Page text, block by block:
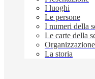
I luoghi
Le persone
I numeri della
Le carte della
Organizzazione
La storia